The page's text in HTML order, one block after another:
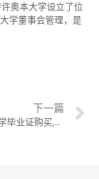
奥本大学设立了位
学董事会管理，是
下一篇
南伊利诺伊大学毕业证购买,SIU学位证制作,南伊利诺伊大学卡本代尔分校毕业证成绩单订做